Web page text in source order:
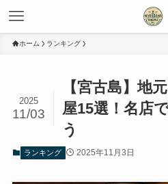
ホーム ランキング
【宮古島】地
屋15選！名店
う
2025
11/03
ランキング 2025年11月3日